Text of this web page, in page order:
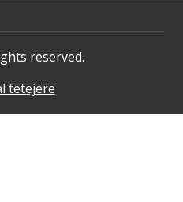
reserved.
tetejére